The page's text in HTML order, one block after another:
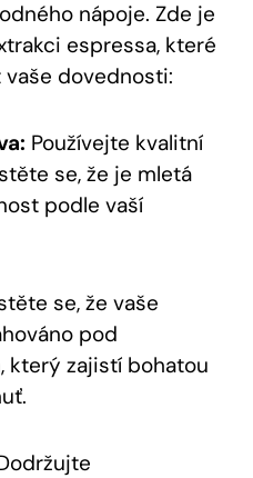
nápoje. Zde je
espressa, které
dovednosti:
Používejte kvalitní
se, že je mletá
podle vaší
se, že vaše
pod
který zajistí bohatou